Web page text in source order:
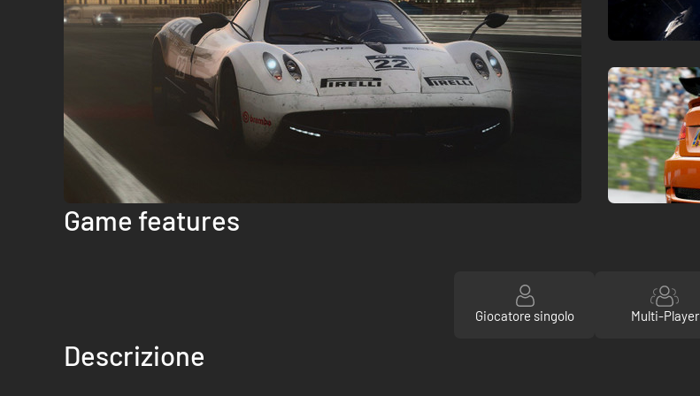
Game features
Giocatore singolo Multi-Player
Descrizione